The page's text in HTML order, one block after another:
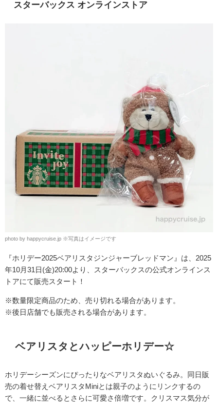
スターバックス オンラインストア
photo by happycruise.jp ※写真はイメージです
『ホリデー2025ベアリスタジンジャーブレッドマン』は、2025
年10月31日(金)20:00より、スターバックスの公式オンラインス
トアにて販売スタート！
※数量限定商品のため、売り切れる場合があります。
※後日店舗でも販売される場合があります。
ベアリスタとハッピーホリデー☆
ホリデーシーズンにぴったりなベアリスタぬいぐるみ。同日販
売の着せ替えベアリスタMiniとは親子のようにリンクするの
で、一緒に並べるとさらに可愛さ倍増です。クリスマス気分が